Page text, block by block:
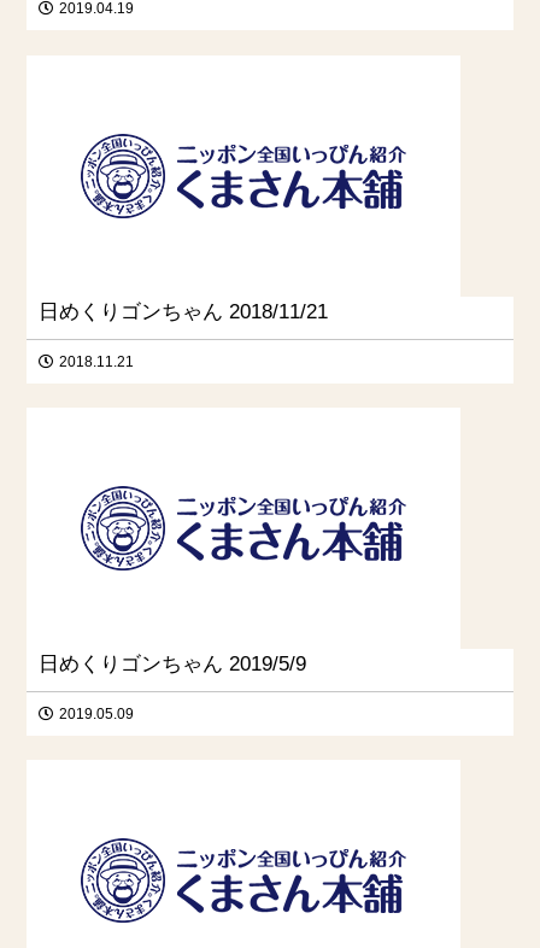
2019.04.19
日めくりゴンちゃん 2018/11/21
2018.11.21
日めくりゴンちゃん 2019/5/9
2019.05.09